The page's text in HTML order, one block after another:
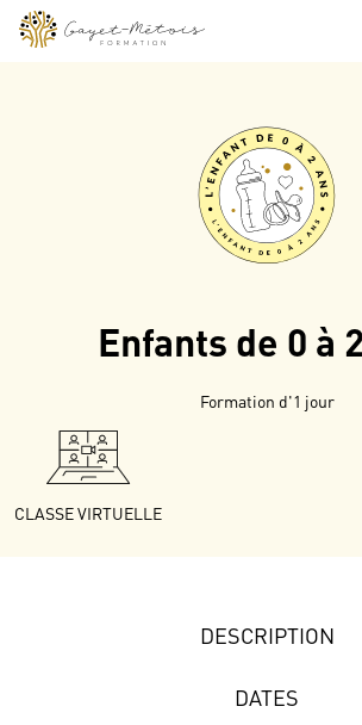
Enfants de 0 à
Formation d'1 jour
CLASSE VIRTUELLE
DESCRIPTION
DATES